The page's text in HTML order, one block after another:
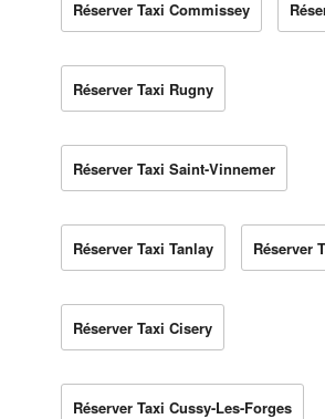
Réserver Taxi Commissey
Réserver Taxi Rugny
Réserver Taxi Saint-Vinnemer
Réserver Taxi Tanlay Réserver
Réserver Taxi Cisery
Réserver Taxi Cussy-Les-Forges